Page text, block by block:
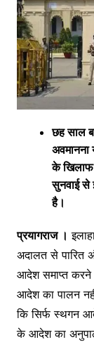
छह साल
के खिलाफ
सुनवाई से
है।
प्रयागराज ।
अदालत से पारित
आदेश समाप्त करने
आदेश का पालन
कि सिर्फ स्थगन
के आदेश का